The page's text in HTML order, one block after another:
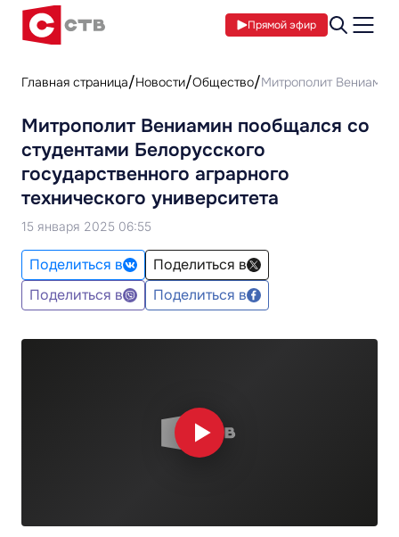
Прямой эфир
Главная страница Новости Общество Митрополит Вениамин
Митрополит Вениамин пообщался со
студентами Белорусского
государственного аграрного
технического университета
15 января 2025 06:55
Поделиться в
Поделиться в
Поделиться в
Поделиться в